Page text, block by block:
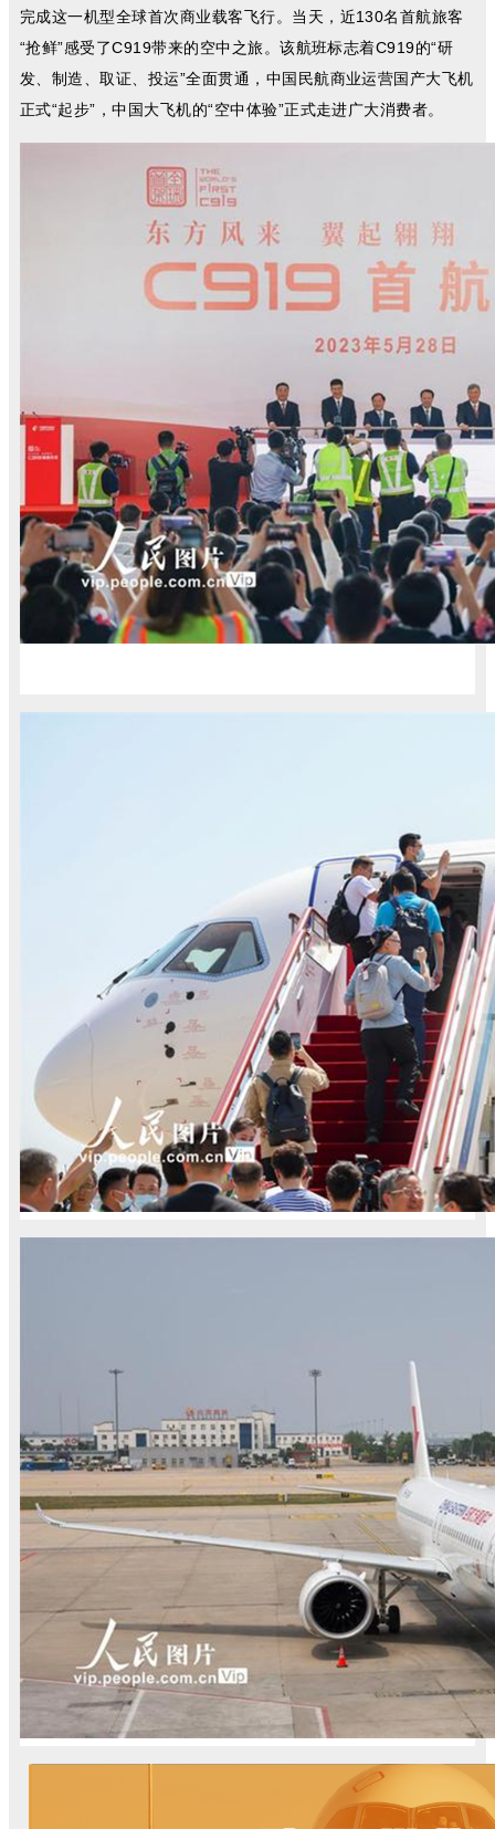
完成这一机型全球首次商业载客飞行。当天，近130名首航旅客
“抢鲜”感受了C919带来的空中之旅。该航班标志着C919的“研
发、制造、取证、投运”全面贯通，中国民航商业运营国产大飞机
正式“起步”，中国大飞机的“空中体验”正式走进广大消费者。